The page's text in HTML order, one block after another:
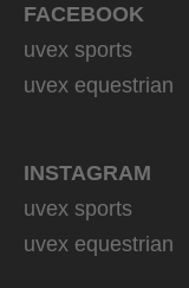
FACEBOOK
uvex sports
uvex equestrian
INSTAGRAM
uvex sports
uvex equestrian